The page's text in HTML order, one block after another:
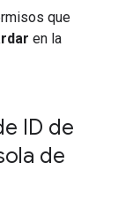
que
en la
ID de
de